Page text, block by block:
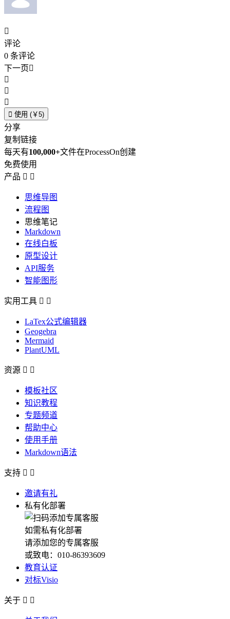

评论
0 条评论
下一页



 使用 (￥5)
分享
复制链接
每天有100,000+文件在ProcessOn创建
免费使用
产品  
思维导图
流程图
思维笔记
Markdown
在线白板
原型设计
API服务
智能图形
实用工具  
LaTex公式编辑器
Geogebra
Mermaid
PlantUML
资源  
模板社区
知识教程
专题频道
帮助中心
使用手册
Markdown语法
支持  
邀请有礼
私有化部署
如需私有化部署
请添加您的专属客服
或致电：010-86393609
教育认证
对标Visio
关于  